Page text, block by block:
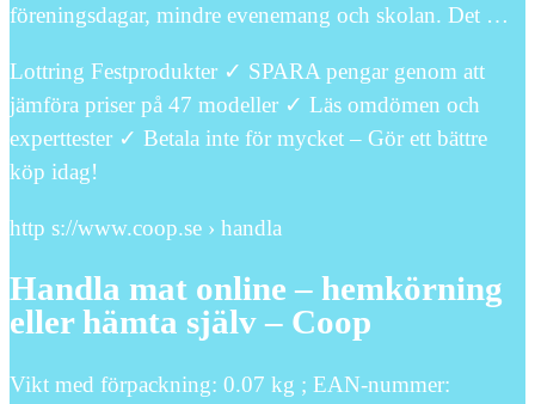
föreningsdagar, mindre evenemang och skolan. Det …
Lottring Festprodukter ✓ SPARA pengar genom att
jämföra priser på 47 modeller ✓ Läs omdömen och
experttester ✓ Betala inte för mycket – Gör ett bättre
köp idag!
http s://www.coop.se › handla
Handla mat online – hemkörning
eller hämta själv – Coop
Vikt med förpackning: 0.07 kg ; EAN-nummer: